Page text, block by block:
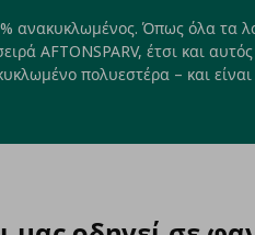
ανακυκλωμένος. Όπως όλα τα
AFTONSPARV, έτσι και
πολυεστέρα – και